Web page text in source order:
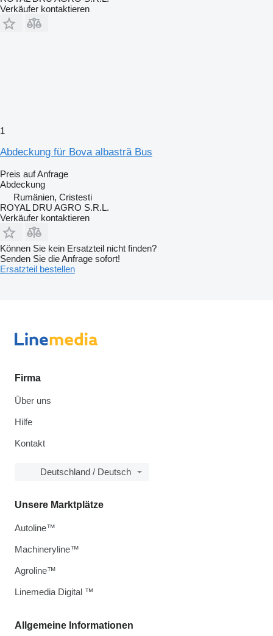
Verkäufer kontaktieren
1
Abdeckung für Bova albastră Bus
Preis auf Anfrage
Abdeckung
Rumänien, Cristesti
ROYAL DRU AGRO S.R.L.
Verkäufer kontaktieren
Können Sie kein Ersatzteil nicht finden?
Senden Sie die Anfrage sofort!
Ersatzteil bestellen
Firma
Über uns
Hilfe
Kontakt
Deutschland / Deutsch
Allgemeine Informationen
Unsere Marktplätze
Autoline™
Machineryline™
Agroline™
Linemedia Digital ™